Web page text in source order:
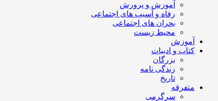
آموزش و پرورش
رفاه و آسیب های اجتماعی
بحران های اجتماعی
محیط زیست
آموزش
کتاب و ادبیات
بزرگان
زندگی نامه
تاریخ
متفرقه
سرگرمی